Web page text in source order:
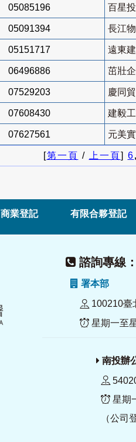
05085196 百星
05091394 長江
05151717 遠東
06496886 茁壯
07529203 慶同
07608430 建毅
07627561 元美
[第一頁 / 上一頁] 6,
商業登記 有限合夥登記
諮詢專線
署本部
100210臺
星期一至
南投辦
星期
（公司